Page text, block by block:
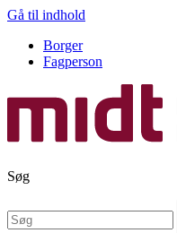
Gå til indhold
Borger
Fagperson
Søg